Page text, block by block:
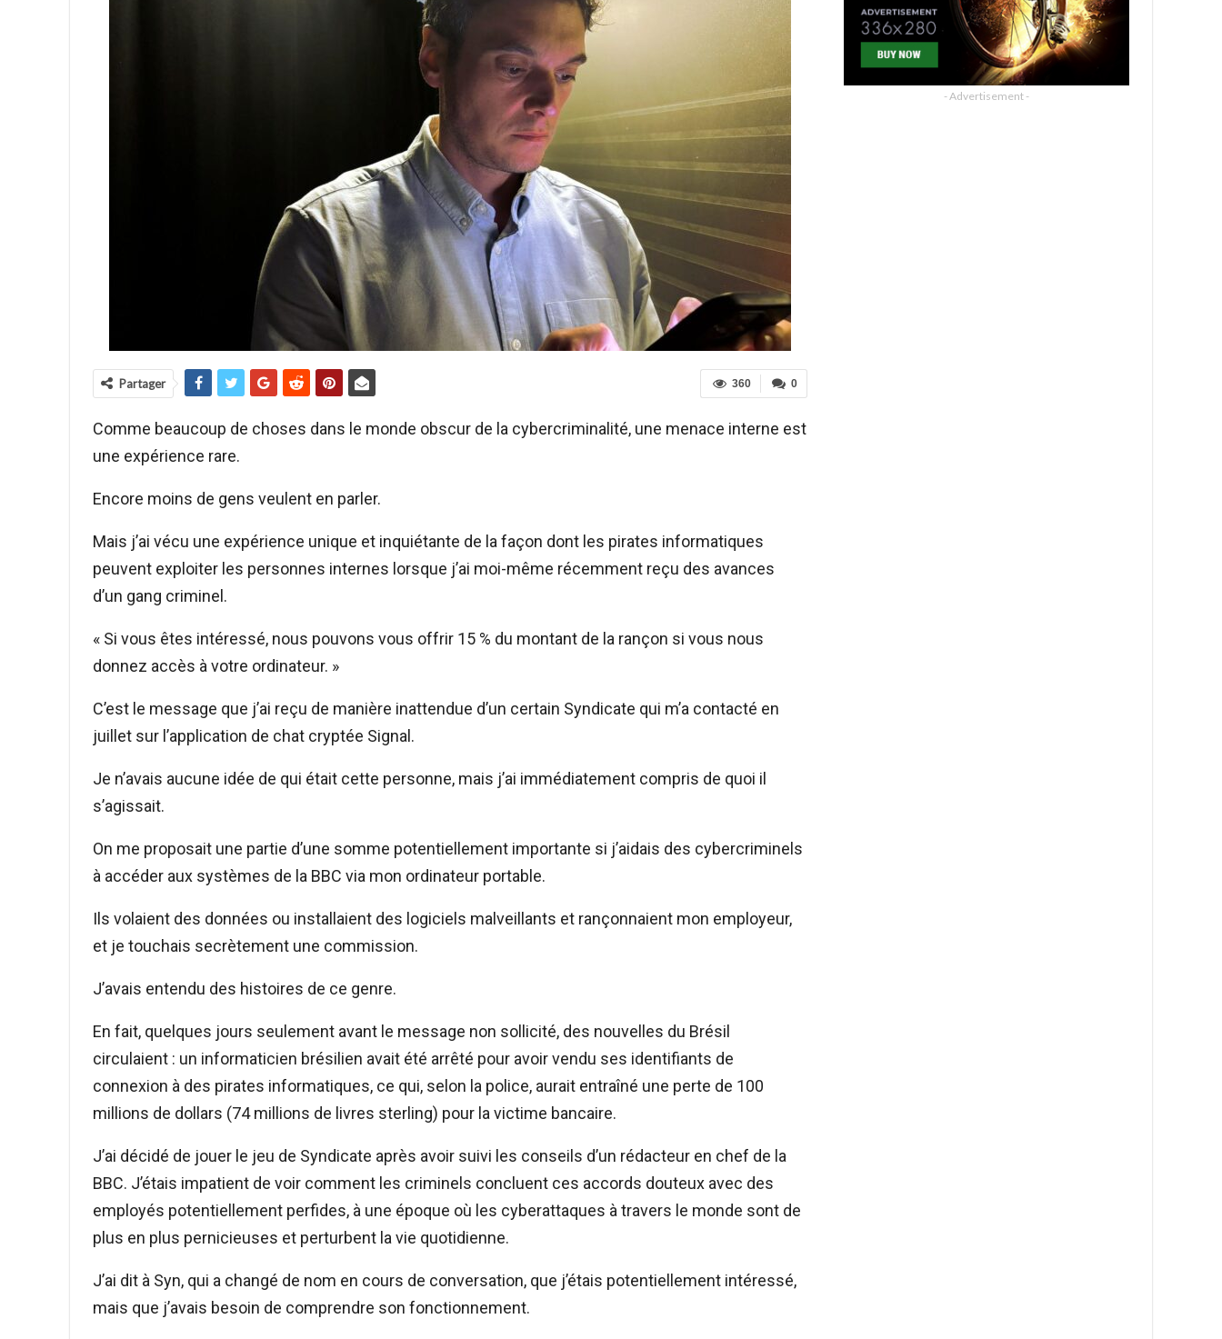
0
360
Partager
Comme beaucoup de choses dans le monde obscur de la cybercriminalité, une menace interne est
une expérience rare.
Encore moins de gens veulent en parler.
Mais j’ai vécu une expérience unique et inquiétante de la façon dont les pirates informatiques
peuvent exploiter les personnes internes lorsque j’ai moi-même récemment reçu des avances
d’un gang criminel.
« Si vous êtes intéressé, nous pouvons vous offrir 15 % du montant de la rançon si vous nous
donnez accès à votre ordinateur. »
C’est le message que j’ai reçu de manière inattendue d’un certain Syndicate qui m’a contacté en
juillet sur l’application de chat cryptée Signal.
Je n’avais aucune idée de qui était cette personne, mais j’ai immédiatement compris de quoi il
s’agissait.
On me proposait une partie d’une somme potentiellement importante si j’aidais des cybercriminels
à accéder aux systèmes de la BBC via mon ordinateur portable.
Ils volaient des données ou installaient des logiciels malveillants et rançonnaient mon employeur,
et je touchais secrètement une commission.
J’avais entendu des histoires de ce genre.
En fait, quelques jours seulement avant le message non sollicité, des nouvelles du Brésil
circulaient : un informaticien brésilien avait été arrêté pour avoir vendu ses identifiants de
connexion à des pirates informatiques, ce qui, selon la police, aurait entraîné une perte de 100
millions de dollars (74 millions de livres sterling) pour la victime bancaire.
J’ai décidé de jouer le jeu de Syndicate après avoir suivi les conseils d’un rédacteur en chef de la
BBC. J’étais impatient de voir comment les criminels concluent ces accords douteux avec des
employés potentiellement perfides, à une époque où les cyberattaques à travers le monde sont de
plus en plus pernicieuses et perturbent la vie quotidienne.
J’ai dit à Syn, qui a changé de nom en cours de conversation, que j’étais potentiellement intéressé,
mais que j’avais besoin de comprendre son fonctionnement.
- Advertisement -